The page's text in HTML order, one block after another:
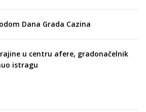
Dana Grada Cazina
u centru afere, gradonačelnik
istragu